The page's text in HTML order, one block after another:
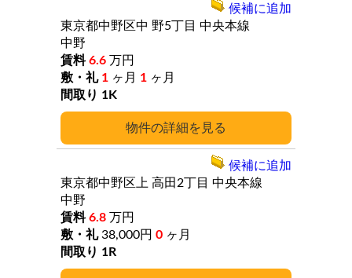
詳細
東京都中野区中 野5丁目 中央本線
中野
6.6 万円
1 ヶ月 1 ヶ月
1K
候補に追加
東京都中野区上 高田2丁目 中央本線
中野
6.8 万円
38,000円 0 ヶ月
1R
候補に追加